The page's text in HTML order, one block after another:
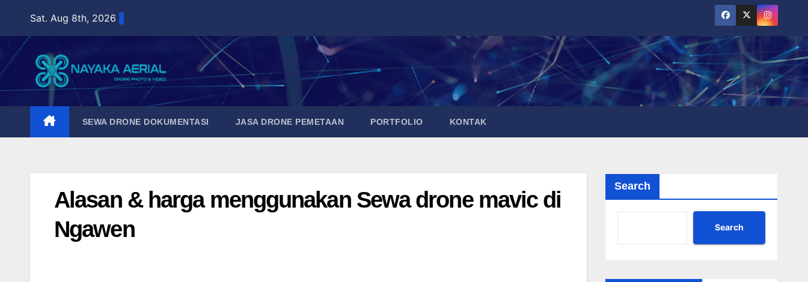
content
Sat. Aug 8th, 2026
SEWA DRONE DOKUMENTASI JASA DRONE PEMETAAN PORTFOLIO KONTAK
Alasan & harga menggunakan Sewa drone mavic di
Ngawen
Search
Search